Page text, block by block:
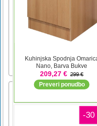
Car
will
need
new sc [...]
3d
3d